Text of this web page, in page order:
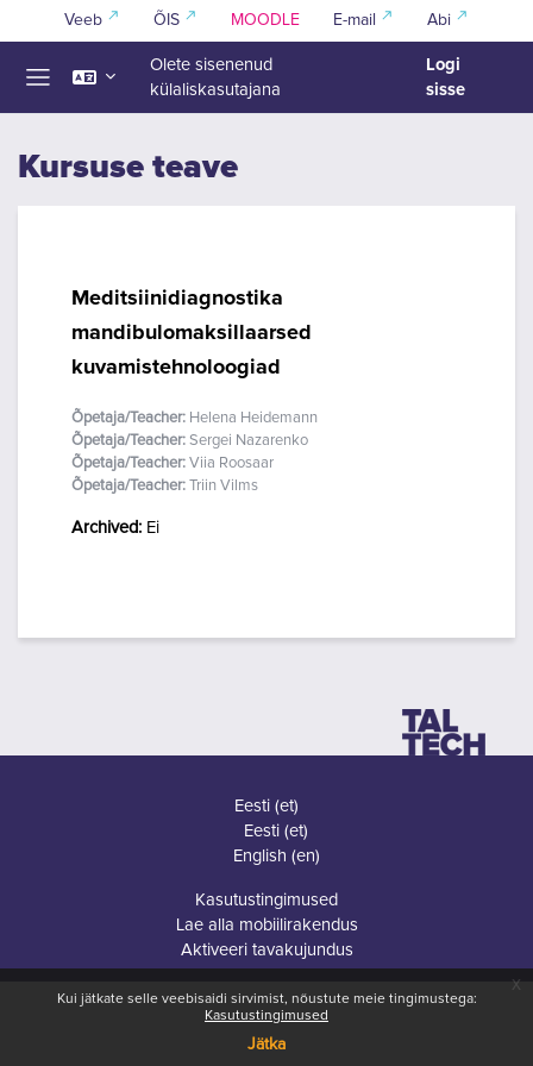
Jäta vahele peasisuni
Kui jätkate selle veebisaidi sirvimist, nõustute meie tingimustega:
Kasutustingimused
Jätka
x
Veeb ÕIS MOODLE E-mail Abi
Olete sisenenud
külaliskasutajana
Logi
sisse
Kursuse teave
Meditsiinidiagnostika
mandibulomaksillaarsed
kuvamistehnoloogiad
Õpetaja/Teacher: Helena Heidemann
Õpetaja/Teacher: Sergei Nazarenko
Õpetaja/Teacher: Viia Roosaar
Õpetaja/Teacher: Triin Vilms
Archived: Ei
Eesti ‎(et)‎
Eesti ‎(et)‎
English ‎(en)‎
Kasutustingimused
Lae alla mobiilirakendus
Aktiveeri tavakujundus